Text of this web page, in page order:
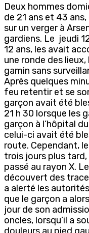
Deux hommes
de 21 ans et 43
sur un verger à
gardiens. Le jeudi
12 ans, les avait
une ronde des
gamin sans
Après quelques
feu retentir et se
garçon avait été
21 h 30 lorsque les
garçon à l’hôpital
celui-ci avait été
route. Cependant,
trois jours plus
passé au rayon X.
découvert des
a alerté les
que le garçon a
jour de son
oncles, lorsqu’il a